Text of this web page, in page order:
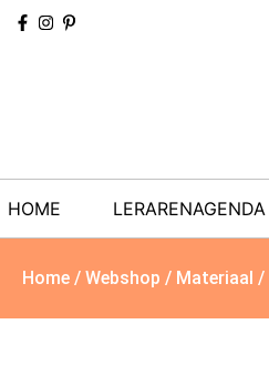
HOME LERARENAGENDA
Home / Webshop / Materiaal /